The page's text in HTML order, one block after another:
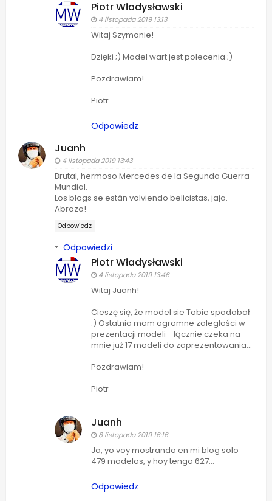
Piotr Władysławski
4 listopada 2019 13:13
Witaj Szymonie!
Dzięki ;) Model wart jest polecenia ;)
Pozdrawiam!
Piotr
Odpowiedz
Juanh
4 listopada 2019 13:43
Brutal, hermoso Mercedes de la Segunda Guerra
Mundial.
Los blogs se están volviendo belicistas, jaja.
Abrazo!
Odpowiedz
Odpowiedzi
Piotr Władysławski
4 listopada 2019 13:46
Witaj Juanh!
Cieszę się, że model sie Tobie spodobał
:) Ostatnio mam ogromne zaległości w
prezentacji modeli - łącznie czeka na
mnie już 17 modeli do zaprezentowania...
Pozdrawiam!
Piotr
Juanh
8 listopada 2019 16:16
Ja, yo voy mostrando en mi blog solo
479 modelos, y hoy tengo 627...
Odpowiedz